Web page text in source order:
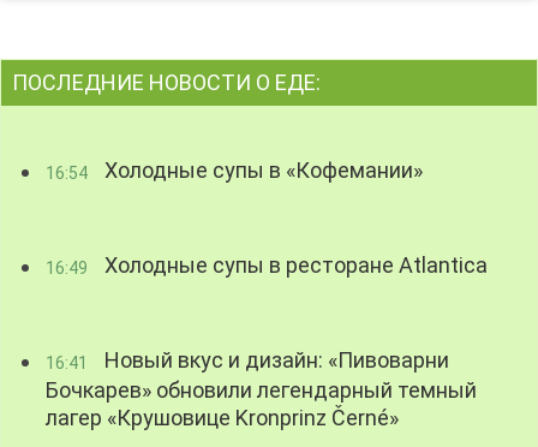
ПОСЛЕДНИЕ НОВОСТИ О ЕДЕ:
16:54 Холодные супы в «Кофемании»
16:49 Холодные супы в ресторане Atlantica
16:41
Новый вкус и дизайн: «Пивоварни
Бочкарев» обновили легендарный темный
лагер «Крушовице Kronprinz Černé»